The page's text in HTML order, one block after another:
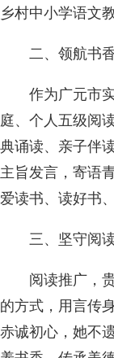
乡村中小学语文
二、领航书
作为广元市
庭、个人五级阅
典诵读、亲子伴
主旨发言，寄语
爱读书、读好书
三、坚守阅
阅读推广，
的方式，用言传
赤诚初心，她不